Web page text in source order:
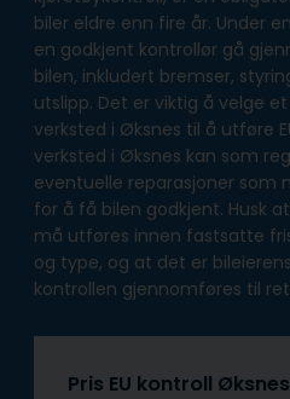
biler eldre enn fire år. Under
en godkjent kontrollør gå
bilen, inkludert bremser,
utslipp. Det er viktig å velge
verksted i Øksnes til å utføre
verksted i Øksnes kan som
eventuelle reparasjoner
for å få bilen godkjent. Husk
må utføres innen fastsatte
og type, og at det er
kontrollen gjennomføres til
Pris EU kontroll Øksnes